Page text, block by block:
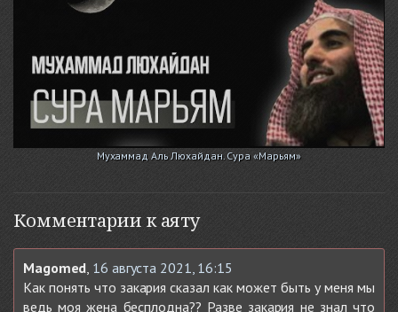
Мухаммад Аль Люхайдан. Сура «Марьям»
Комментарии к аяту
Magomed, 16 августа 2021, 16:15
Как понять что закария сказал как может быть у меня мы
ведь моя жена бесплодна?? Разве закария не знал что